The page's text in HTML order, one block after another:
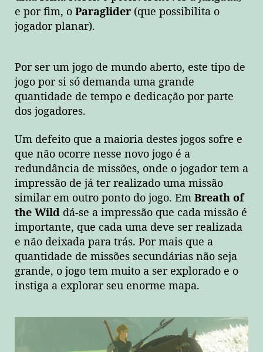
e por fim, o Paraglider (que possibilita o
jogador planar).
Por ser um jogo de mundo aberto, este tipo de
jogo por si só demanda uma grande
quantidade de tempo e dedicação por parte
dos jogadores.
Um defeito que a maioria destes jogos sofre e
que não ocorre nesse novo jogo é a
redundância de missões, onde o jogador tem a
impressão de já ter realizado uma missão
similar em outro ponto do jogo. Em Breath of
the Wild dá-se a impressão que cada missão é
importante, que cada uma deve ser realizada
e não deixada para trás. Por mais que a
quantidade de missões secundárias não seja
grande, o jogo tem muito a ser explorado e o
instiga a explorar seu enorme mapa.